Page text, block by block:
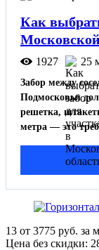
Как
1927 25
Забор между
Подмосковья
решетка,
метра — это
13 от 3775 руб. за
Цена без скидки: